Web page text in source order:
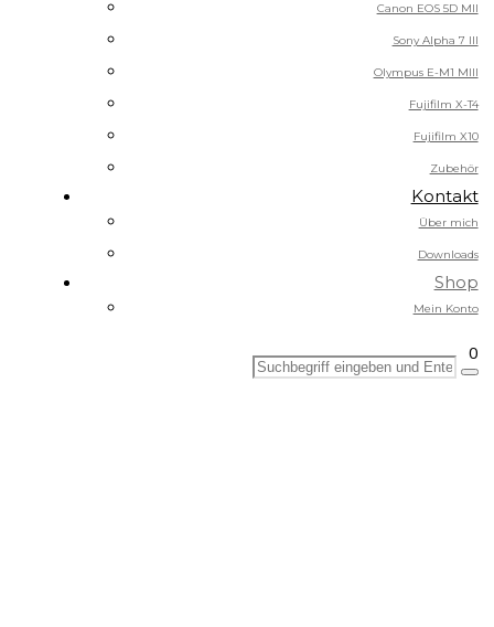
Canon EOS 5D MII
Sony Alpha 7 III
Olympus E-M1 MIII
Fujifilm X-T4
Fujifilm X10
Zubehör
Kontakt
Über mich
Downloads
Shop
Mein Konto
0